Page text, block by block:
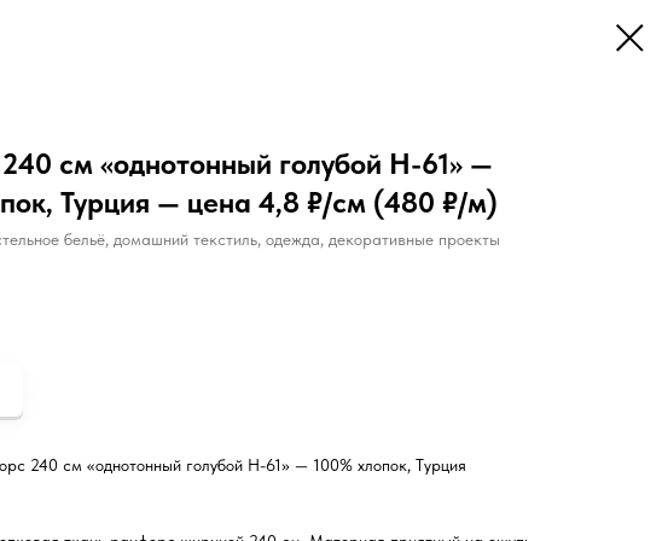
см «однотонный голубой Н-61» —
Турция — цена 4,8 ₽/см (480 ₽/м)
бельё, домашний текстиль, одежда, декоративные проекты
240 см «однотонный голубой Н-61» — 100% хлопок, Турция